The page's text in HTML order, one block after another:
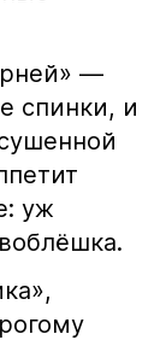
—
спинки, и
уж